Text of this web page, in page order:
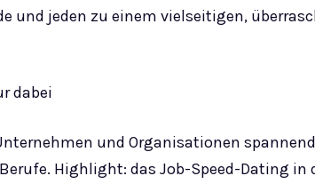
und jeden zu einem vielseitigen,
dabei
und Organisationen
Highlight: das Job-Speed-Dating in